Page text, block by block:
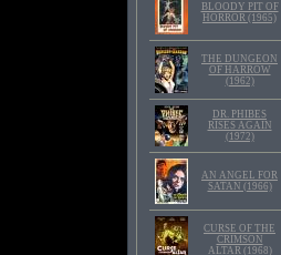
BLOODY PIT OF
HORROR (1965)
THE DUNGEON
OF HARROW
(1962)
DR. PHIBES
RISES AGAIN
(1972)
AN ANGEL FOR
SATAN (1966)
CURSE OF THE
CRIMSON
ALTAR (1968)